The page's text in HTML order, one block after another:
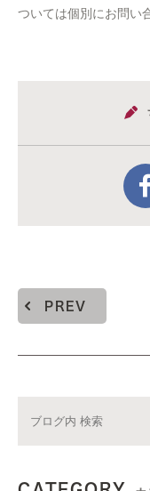
ついては個別にお問い
PREV